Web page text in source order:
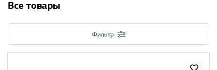
Все товары
Фильтр